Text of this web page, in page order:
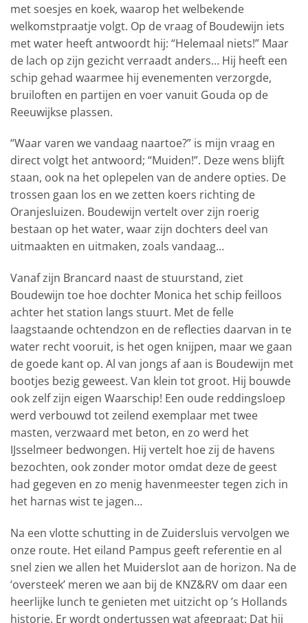
met soesjes en koek, waarop het welbekende
welkomstpraatje volgt. Op de vraag of Boudewijn iets
met water heeft antwoordt hij: “Helemaal niets!” Maar
de lach op zijn gezicht verraadt anders… Hij heeft een
schip gehad waarmee hij evenementen verzorgde,
bruiloften en partijen en voer vanuit Gouda op de
Reeuwijkse plassen.
“Waar varen we vandaag naartoe?” is mijn vraag en
direct volgt het antwoord; “Muiden!”. Deze wens blijft
staan, ook na het oplepelen van de andere opties. De
trossen gaan los en we zetten koers richting de
Oranjesluizen. Boudewijn vertelt over zijn roerig
bestaan op het water, waar zijn dochters deel van
uitmaakten en uitmaken, zoals vandaag…
Vanaf zijn Brancard naast de stuurstand, ziet
Boudewijn toe hoe dochter Monica het schip feilloos
achter het station langs stuurt. Met de felle
laagstaande ochtendzon en de reflecties daarvan in te
water recht vooruit, is het ogen knijpen, maar we gaan
de goede kant op. Al van jongs af aan is Boudewijn met
bootjes bezig geweest. Van klein tot groot. Hij bouwde
ook zelf zijn eigen Waarschip! Een oude reddingsloep
werd verbouwd tot zeilend exemplaar met twee
masten, verzwaard met beton, en zo werd het
IJsselmeer bedwongen. Hij vertelt hoe zij de havens
bezochten, ook zonder motor omdat deze de geest
had gegeven en zo menig havenmeester tegen zich in
het harnas wist te jagen…
Na een vlotte schutting in de Zuidersluis vervolgen we
onze route. Het eiland Pampus geeft referentie en al
snel zien we allen het Muiderslot aan de horizon. Na de
‘oversteek’ meren we aan bij de KNZ&RV om daar een
heerlijke lunch te genieten met uitzicht op ’s Hollands
historie. Er wordt ondertussen wat afgepraat: Dat hij